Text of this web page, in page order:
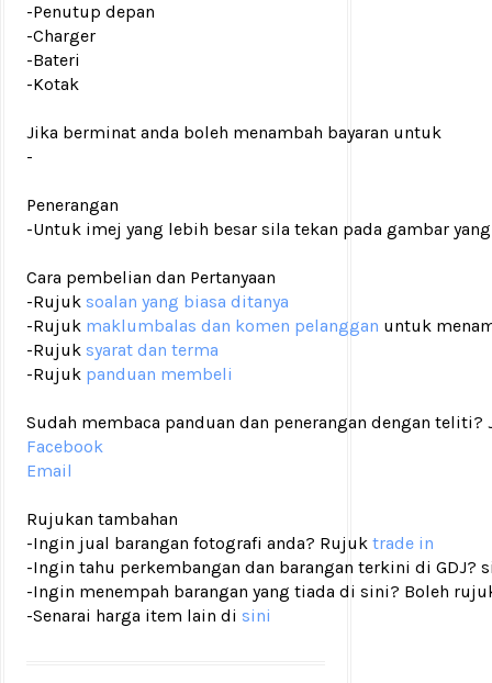
-Penutup depan
-Charger
-Bateri
-Kotak
Jika berminat anda boleh menambah bayaran untuk
-
Penerangan
-Untuk imej yang lebih besar sila tekan pada gambar
Cara pembelian dan Pertanyaan
-Rujuk soalan yang biasa ditanya
-Rujuk maklumbalas dan komen pelanggan untuk
-Rujuk syarat dan terma
-Rujuk panduan membeli
Sudah membaca panduan dan penerangan dengan
Facebook
Email
Rujukan tambahan
-Ingin jual barangan fotografi anda? Rujuk trade in
-Ingin tahu perkembangan dan barangan terkini di GDJ?
-Ingin menempah barangan yang tiada di sini? Boleh
-Senarai harga item lain di sini